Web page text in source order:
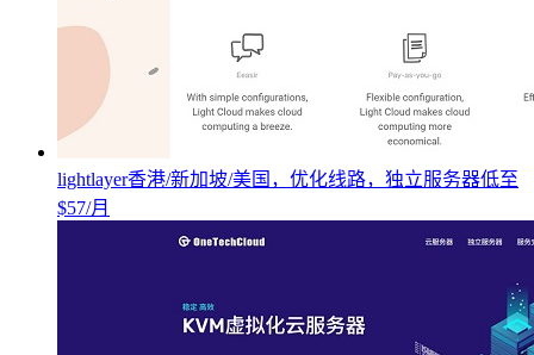
lightlayer香港/新加坡/美国，优化线路，独立服务器低至
$57/月